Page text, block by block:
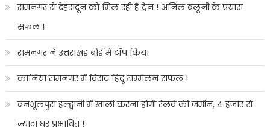
रामनगर से देहरादून को मिल रही है ट्रेन ! अनिल बलूनी के प्रयास
सफल !
रामनगर ने उत्तराखंड बोर्ड में टॉप किया
कानिया रामनगर में विराट हिंदू सम्मेलन सफल !
बनभूलपुरा हल्द्वानी में खाली करना होगी रेलवे की जमीन, 4 हजार से
ज्यादा घर प्रभावित !